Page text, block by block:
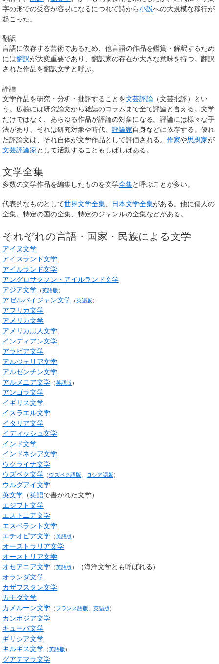
字の形での受容が容易になるにつれて詩から小説への大規模な移行が
起こった。
翻訳
言語に依存する芸術であるため、他言語の作品を鑑賞・解釈するため
には翻訳が大変重要であり、翻訳家の存在が大きな意味を持つ。翻訳
された作品を翻訳文学と呼ぶ。
評論
文学作品を研究・分析・批評することを文芸評論 （文芸批評）とい
う。広義には研究論文から雑誌のコラムまで全て評論と言える。文学
だけではなく、あらゆる作品が評論の対象になる。評論には様々な手
法があり、それは研究対象や時代、 評論家自身などに依存する。優れ
た評論文は、それ自体が文学作品として評価される。 作家や思想家が
文芸評論家として活動することもしばしばある。
文学全集
多数の文学作品を編集したものを文学全集と呼ぶことが多い。
代表的なものとして世界文学全集 日本文学全集がある。他に個人の
全集、特定の国の全集、特定のジャンルの全集などがある。
それぞれの言語・国家・民族による文学
アイヌ文学
アイスランド文学
アイルランド文学
アングロサクソン・アイルランド文学
アジア文学 （英語版 ）
アゼルバイジャン文学 （英語版 ）
アフリカ文学
アメリカ文学
アメリカ黒人文学
インディアン文学
アラビア文学
アルジェリア文学
アルゼンチン文学
アルメニア文学 （英語版 ）
アンゴラ文学
イギリス文学
イスラエル文学
イタリア文学
イディッシュ文学
インド文学
インドネシア文学
ウクライナ文学
ウズベク文学 （ ウズベク語版 ロシア語版 ）
ウルグアイ文学
英文学 （英語で書かれた文学）
エジプト文学
エストニア文学
エスペラント文学
エチオピア文学 （英語版 ）
オーストラリア文学
オーストリア文学
オセアニア文学 （英語版 ） （海洋文学とも呼ばれる）
オランダ文学
カザフスタン文学
カナダ文学
カメルーン文学 （ フランス語版 英語版 ）
カンボジア文学
キューバ文学
ギリシア文学
キルギス文学 （英語版 ）
グアテマラ文学